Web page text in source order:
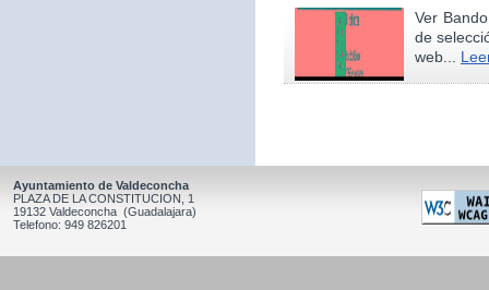
Ver
de
web...
Ayuntamiento de Valdeconcha
PLAZA DE LA CONSTITUCION, 1
19132 Valdeconcha (Guadalajara)
Telefono: 949 826201